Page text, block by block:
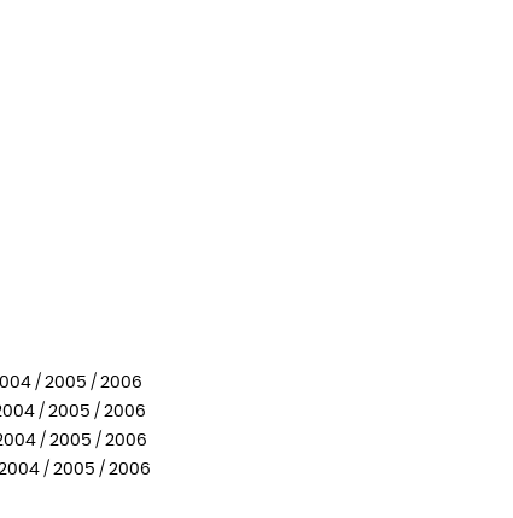
/ 2005 / 2006
/ 2005 / 2006
/ 2005 / 2006
/ 2005 / 2006